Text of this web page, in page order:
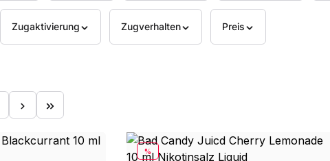
Zugaktivierung Zugverhalten Preis
RABATT
%